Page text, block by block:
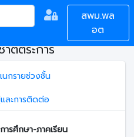
สพม.พล
อต
ติตระการ
นกรายช่วงชั้น
ละการติดต่อ
ารศึกษา-ภาคเรียน